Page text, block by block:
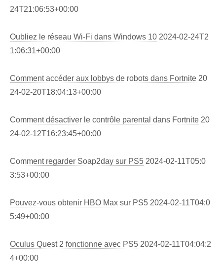
24T21:06:53+00:00
Oubliez le réseau Wi-Fi dans Windows 10 2024-02-24T2
1:06:31+00:00
Comment accéder aux lobbys de robots dans Fortnite 20
24-02-20T18:04:13+00:00
Comment désactiver le contrôle parental dans Fortnite 20
24-02-12T16:23:45+00:00
Comment regarder Soap2day sur PS5 2024-02-11T05:0
3:53+00:00
Pouvez-vous obtenir HBO Max sur PS5 2024-02-11T04:0
5:49+00:00
Oculus Quest 2 fonctionne avec PS5 2024-02-11T04:04:2
4+00:00